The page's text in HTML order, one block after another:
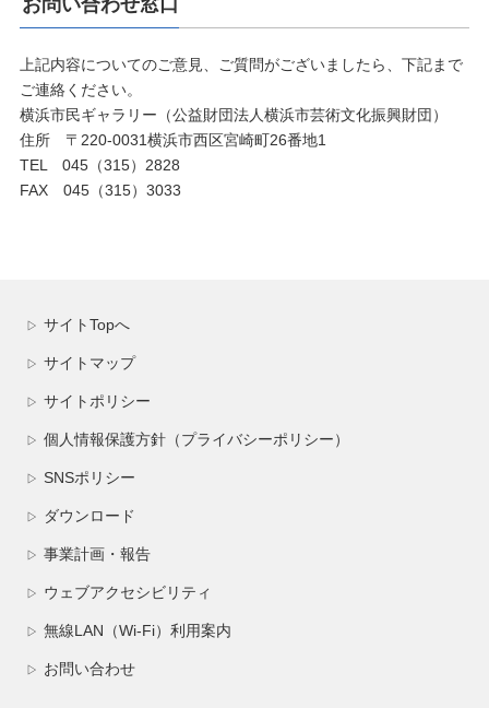
お問い合わせ窓口
上記内容についてのご意見、ご質問がございましたら、下記まで
ご連絡ください。
横浜市民ギャラリー（公益財団法人横浜市芸術文化振興財団）
住所 〒220-0031横浜市西区宮崎町26番地1
TEL 045（315）2828
FAX 045（315）3033
▷ サイトTopへ
▷ サイトマップ
▷ サイトポリシー
▷ 個人情報保護方針（プライバシーポリシー）
▷ SNSポリシー
▷ ダウンロード
▷ 事業計画・報告
▷ ウェブアクセシビリティ
▷ 無線LAN（Wi-Fi）利用案内
▷ お問い合わせ